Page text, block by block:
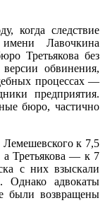
когда следствие
Лавочкина
Третьякова без
обвинения,
процессах —
предприятия.
бюро, частично
к 7,5
Третьякова — к 7
с них взыскали
адвокаты
были возвращены